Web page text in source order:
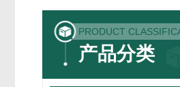
PRODUCT
产品分类